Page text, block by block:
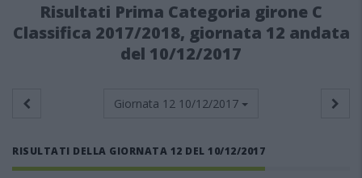
Risultati Prima Categoria girone C
Classifica 2017/2018, giornata 12 andata
del 10/12/2017
Giornata 12 10/12/2017
RISULTATI DELLA GIORNATA 12 DEL 10/12/2017